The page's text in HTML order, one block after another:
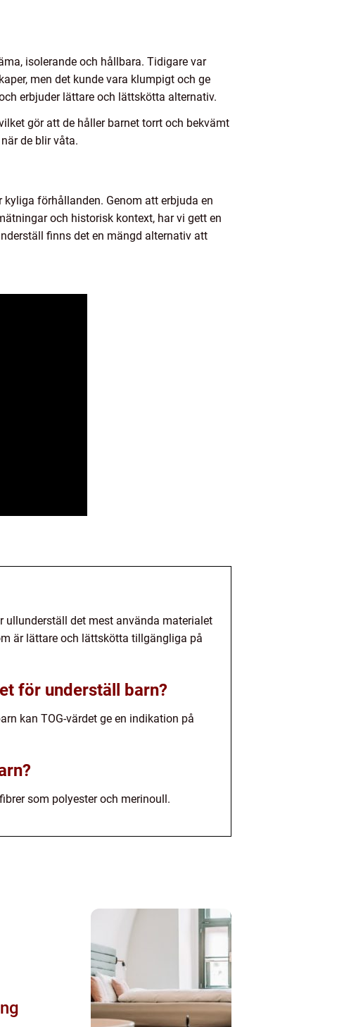
isolerande och hållbara. Tidigare var
men det kunde vara klumpigt och ge
erbjuder lättare och lättskötta alternativ.
gör att de håller barnet torrt och bekvämt
de blir våta.
förhållanden. Genom att erbjuda en
och historisk kontext, har vi gett en
finns det en mängd alternativ att
ullunderställ det mest använda materialet
är lättare och lättskötta tillgängliga på
för underställ barn?
kan TOG-värdet ge en indikation på
som polyester och merinoull.